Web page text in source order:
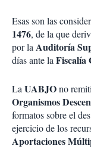
Esas son las
1476, de la que
por laAuditoría
días ante laFiscalía
LaUABJOno
Organismos
formatos sobre el
ejercicio de los
Aportaciones